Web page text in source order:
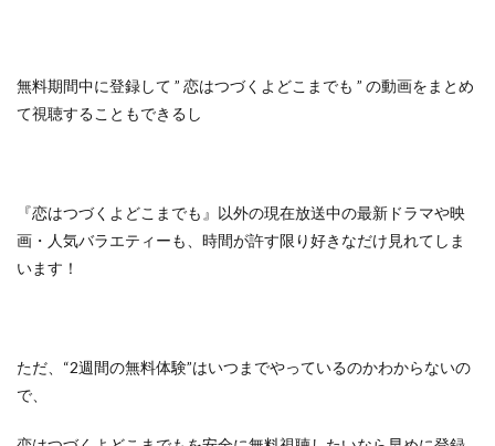
無料期間中に登録して ” 恋はつづくよどこまでも ” の動画をまとめ
て視聴することもできるし
『恋はつづくよどこまでも』以外の現在放送中の最新ドラマや映
画・人気バラエティーも、 時間が許す限り好きなだけ見れてしま
います！
ただ、 “2週間の無料体験”はいつまでやっているのかわからないの
で、